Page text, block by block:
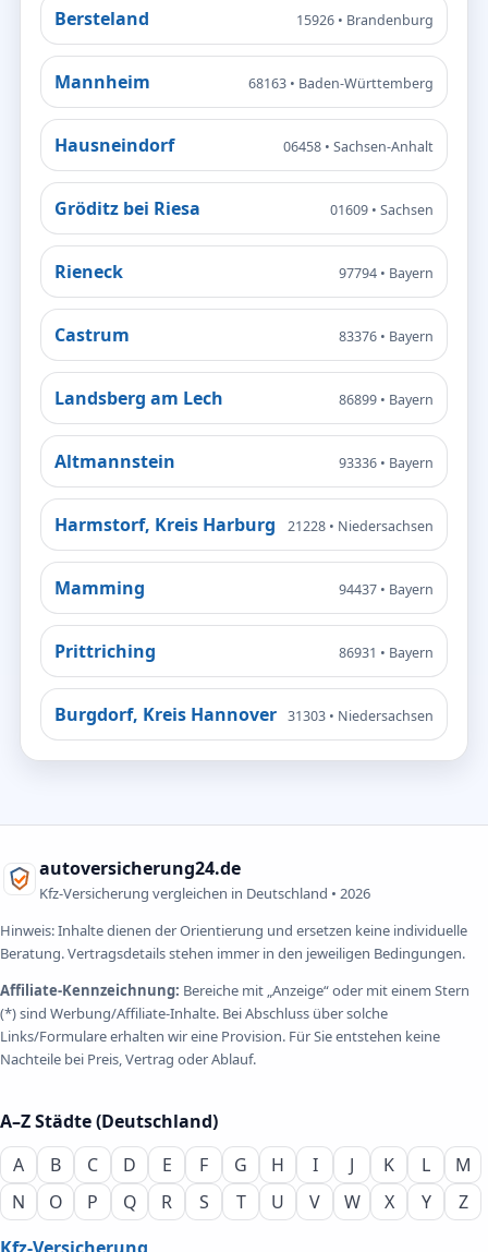
Bersteland 15926 • Brandenburg
Mannheim 68163 • Baden-Württemberg
Hausneindorf 06458 • Sachsen-Anhalt
Gröditz bei Riesa 01609 • Sachsen
Rieneck 97794 • Bayern
Castrum 83376 • Bayern
Landsberg am Lech 86899 • Bayern
Altmannstein 93336 • Bayern
Harmstorf, Kreis Harburg 21228 • Niedersachsen
Mamming 94437 • Bayern
Prittriching 86931 • Bayern
Burgdorf, Kreis Hannover 31303 • Niedersachsen
autoversicherung24.de
Kfz-Versicherung vergleichen in Deutschland • 2026
Hinweis: Inhalte dienen der Orientierung und ersetzen keine individuelle
Beratung. Vertragsdetails stehen immer in den jeweiligen Bedingungen.
Affiliate-Kennzeichnung: Bereiche mit „Anzeige“ oder mit einem Stern
(*) sind Werbung/Affiliate-Inhalte. Bei Abschluss über solche
Links/Formulare erhalten wir eine Provision. Für Sie entstehen keine
Nachteile bei Preis, Vertrag oder Ablauf.
A–Z Städte (Deutschland)
A
B C D E F G H I J K L
M
N
O P Q R S T U V W X Y
Z